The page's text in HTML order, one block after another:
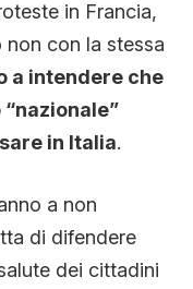
in Francia,
non con la stessa
a intendere che
in Italia.
a non
di difendere
dei cittadini